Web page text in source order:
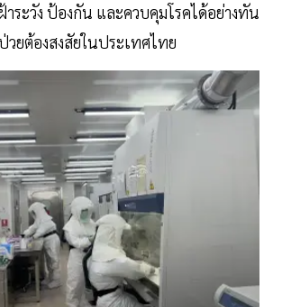
าระวัง ป้องกัน และควบคุมโรคได้อย่างทัน
ยต้องสงสัยในประเทศไทย